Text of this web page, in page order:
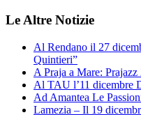
Le Altre Notizie
Al Rendano il 27
Quintieri”
A Praja a Mare:
Al TAU l’11 dicembre
Ad Amantea Le
Lamezia – Il 19